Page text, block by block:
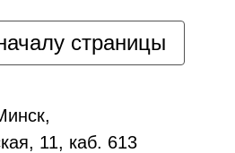
страницы
11, каб. 613